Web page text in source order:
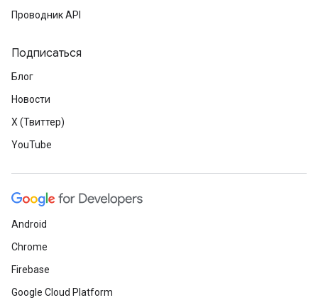
Проводник API
Подписаться
Блог
Новости
X (Твиттер)
YouTube
Android
Chrome
Firebase
Google Cloud Platform